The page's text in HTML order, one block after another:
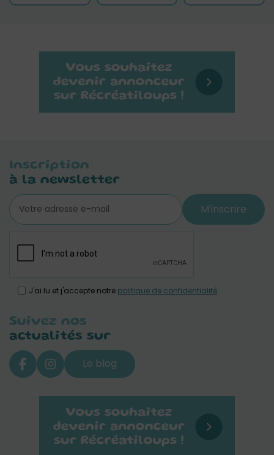
Inscription
à la newsletter
M'inscrire
J'ai lu et j'accepte notre politique de confidentialité
Suivez nos
actualités sur
Le blog